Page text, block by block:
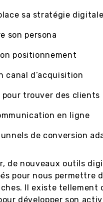
sa stratégie digitale
son persona
positionnement
canal d’acquisition
pour trouver des clients
en ligne
de conversion
de nouveaux outils
pour nous permettre
Il existe tellement
développer son